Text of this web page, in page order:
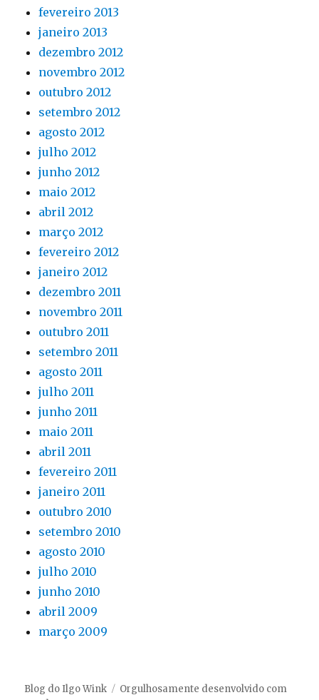
fevereiro 2013
janeiro 2013
dezembro 2012
novembro 2012
outubro 2012
setembro 2012
agosto 2012
julho 2012
junho 2012
maio 2012
abril 2012
março 2012
fevereiro 2012
janeiro 2012
dezembro 2011
novembro 2011
outubro 2011
setembro 2011
agosto 2011
julho 2011
junho 2011
maio 2011
abril 2011
fevereiro 2011
janeiro 2011
outubro 2010
setembro 2010
agosto 2010
julho 2010
junho 2010
abril 2009
março 2009
Blog do Ilgo Wink
Orgulhosamente desenvolvido com